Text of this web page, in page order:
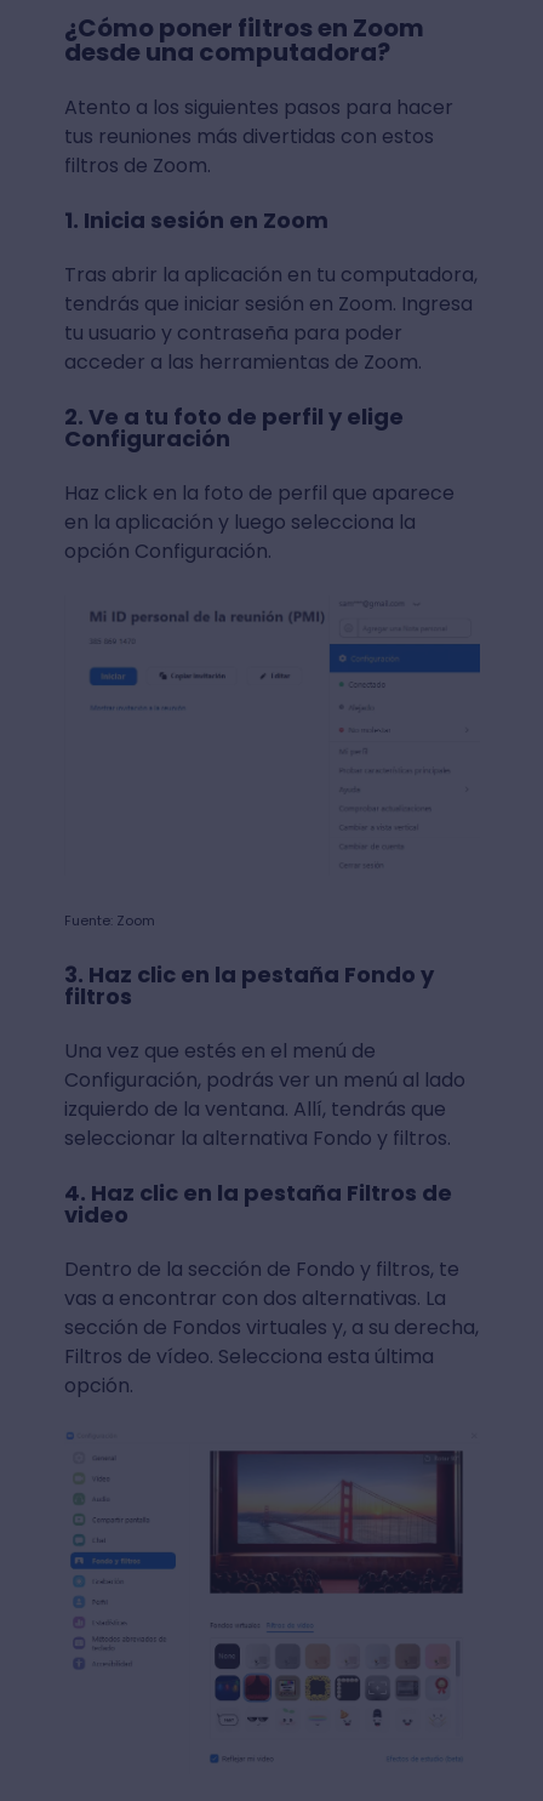
¿Cómo poner filtros en Zoom
desde una computadora?
Atento a los siguientes pasos para hacer
tus reuniones más divertidas con estos
filtros de Zoom.
1. Inicia sesión en Zoom
Tras abrir la aplicación en tu computadora,
tendrás que iniciar sesión en Zoom. Ingresa
tu usuario y contraseña para poder
acceder a las herramientas de Zoom.
2. Ve a tu foto de perfil y elige
Configuración
Haz click en la foto de perfil que aparece
en la aplicación y luego selecciona la
opción Configuración.
Fuente: Zoom
3. Haz clic en la pestaña Fondo y
filtros
Una vez que estés en el menú de
Configuración, podrás ver un menú al lado
izquierdo de la ventana. Allí, tendrás que
seleccionar la alternativa Fondo y filtros.
4. Haz clic en la pestaña Filtros de
video
Dentro de la sección de Fondo y filtros, te
vas a encontrar con dos alternativas. La
sección de Fondos virtuales y, a su derecha,
Filtros de vídeo. Selecciona esta última
opción.